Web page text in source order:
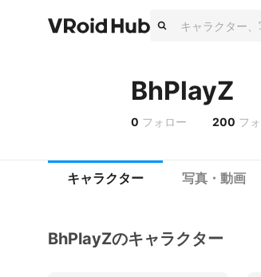
BhPlayZ
0 フォロー 200 フ
キャラクター 写真・動画
BhPlayZのキャラクター